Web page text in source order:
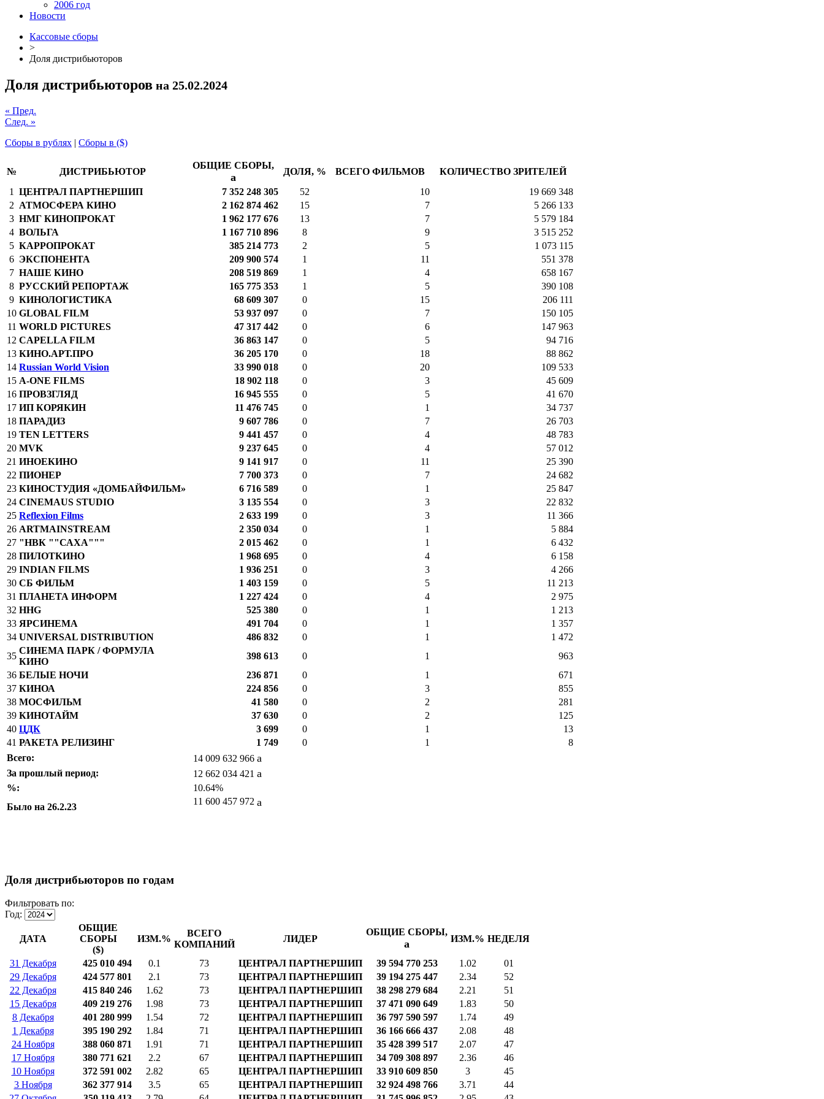
2006 год
Новости
Кассовые сборы
>
Доля дистрибьюторов
Доля дистрибьюторов на 25.02.2024
« Пред.
След. »
Сборы в рублях | Сборы в ($)
№ ДИСТРИБЬЮТОР
ОБЩИЕ СБОРЫ,
a ДОЛЯ, % ВСЕГО ФИЛЬМОВ
КОЛИЧЕСТВО ЗРИТЕЛЕЙ
1
ЦЕНТРАЛ ПАРТНЕРШИП 7 352 248 305 52 10
19 669 348
2 АТМОСФЕРА КИНО 2 162 874 462 15 7
5 266 133
3 НМГ КИНОПРОКАТ 1 962 177 676 13 7
5 579 184
4 ВОЛЬГА 1 167 710 896 8 9
3 515 252
5 КАРРОПРОКАТ 385 214 773 2 5
1 073 115
6 ЭКСПОНЕНТА 209 900 574 1 11
551 378
7 НАШЕ КИНО 208 519 869 1 4
658 167
8 РУССКИЙ РЕПОРТАЖ 165 775 353 1 5
390 108
9 КИНОЛОГИСТИКА 68 609 307 0 15
206 111
10 GLOBAL FILM 53 937 097 0 7
150 105
11 WORLD PICTURES 47 317 442 0 6
147 963
12 CAPELLA FILM 36 863 147 0 5
94 716
13 КИНО.АРТ.ПРО 36 205 170 0 18
88 862
14 Russian World Vision 33 990 018 0 20
109 533
15 A-ONE FILMS 18 902 118 0 3
45 609
16 ПРОВЗГЛЯД 16 945 555 0 5
41 670
17 ИП КОРЯКИН 11 476 745 0 1
34 737
18 ПАРАДИЗ 9 607 786 0 7
26 703
19 TEN LETTERS 9 441 457 0 4
48 783
20 MVK 9 237 645 0 4
57 012
21 ИНОЕКИНО 9 141 917 0 11
25 390
22 ПИОНЕР 7 700 373 0 7
24 682
23 КИНОСТУДИЯ «ДОМБАЙФИЛЬМ» 6 716 589 0 1
25 847
24 CINEMAUS STUDIO 3 135 554 0 3
22 832
25 Reflexion Films 2 633 199 0 3
11 366
26 ARTMAINSTREAM 2 350 034 0 1
5 884
27 "НВК ""САХА""" 2 015 462 0 1
6 432
28 ПИЛОТКИНО 1 968 695 0 4
6 158
29 INDIAN FILMS 1 936 251 0 3
4 266
30 СБ ФИЛЬМ 1 403 159 0 5
11 213
31 ПЛАНЕТА ИНФОРМ 1 227 424 0 4
2 975
32 HHG 525 380 0 1
1 213
33 ЯРСИНЕМА 491 704 0 1
1 357
34 UNIVERSAL DISTRIBUTION 486 832 0 1
1 472
35
СИНЕМА ПАРК / ФОРМУЛА
КИНО
398 613 0 1
963
36 БЕЛЫЕ НОЧИ 236 871 0 1
671
37 КИНОА 224 856 0 3
855
38 МОСФИЛЬМ 41 580 0 2
281
39 КИНОТАЙМ 37 630 0 2
125
40 ЦДК 3 699 0 1
13
41 РАКЕТА РЕЛИЗИНГ 1 749 0 1
8
Всего:
14 009 632 966 a
За прошлый период: 12 662 034 421 a
%:
10.64%
Было на 26.2.23
a
11 600 457 972
Доля дистрибьюторов по годам
Фильтровать по:
Год:
ДАТА
ОБЩИЕ
СБОРЫ
($)
ИЗМ.%
ВСЕГО
КОМПАНИЙ
ЛИДЕР
ОБЩИЕ СБОРЫ,
a ИЗМ.% НЕДЕЛЯ
31 Декабря 425 010 494 0.1 73 ЦЕНТРАЛ ПАРТНЕРШИП 39 594 770 253 1.02
01
29 Декабря
424 577 801 2.1 73 ЦЕНТРАЛ ПАРТНЕРШИП 39 194 275 447 2.34
52
22 Декабря
415 840 246 1.62 73 ЦЕНТРАЛ ПАРТНЕРШИП 38 298 279 684 2.21
51
15 Декабря
409 219 276 1.98 73 ЦЕНТРАЛ ПАРТНЕРШИП 37 471 090 649 1.83
50
8 Декабря
401 280 999 1.54 72 ЦЕНТРАЛ ПАРТНЕРШИП 36 797 590 597 1.74
49
1 Декабря
395 190 292 1.84 71 ЦЕНТРАЛ ПАРТНЕРШИП 36 166 666 437 2.08
48
24 Ноября
388 060 871 1.91 71 ЦЕНТРАЛ ПАРТНЕРШИП 35 428 399 517 2.07
47
17 Ноября
380 771 621 2.2 67 ЦЕНТРАЛ ПАРТНЕРШИП 34 709 308 897 2.36
46
10 Ноября
372 591 002 2.82 65 ЦЕНТРАЛ ПАРТНЕРШИП 33 910 609 850 3
45
3 Ноября
362 377 914 3.5 65 ЦЕНТРАЛ ПАРТНЕРШИП 32 924 498 766 3.71
44